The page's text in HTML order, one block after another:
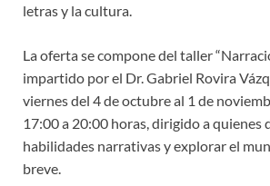
letras y la cultura.
La oferta se compone del taller
impartido por el Dr. Gabriel Rovira
viernes del 4 de octubre al 1 de
17:00 a 20:00 horas, dirigido a quienes
habilidades narrativas y explorar el
breve.